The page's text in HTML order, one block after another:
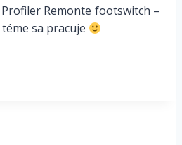
Remonte footswitch –
sa pracuje